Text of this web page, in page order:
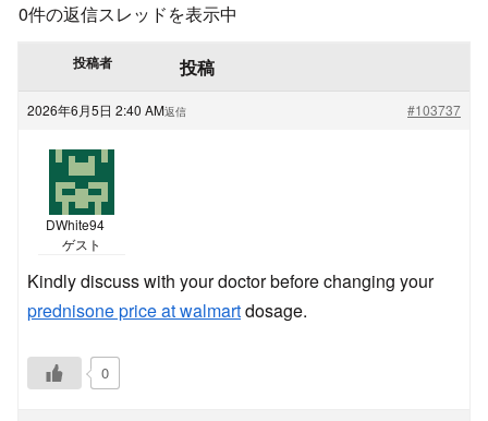
0件の返信スレッドを表示中
投稿者 投稿
2026年6月5日 2:40 AM #103737
返信
DWhite94
ゲスト
Kindly discuss with your doctor before changing your
prednisone price at walmartdosage.
0